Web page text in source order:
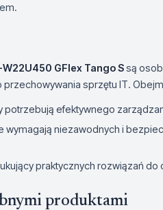
W22U450 GFlex Tango Ssą
sprzętu IT.
potrzebują efektywnego
wymagają niezawodnych i
praktycznych rozwiązań
produktami